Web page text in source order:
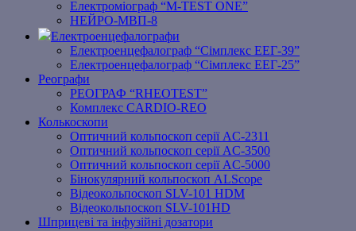
Електроміограф “M-TEST ONE”
НЕЙРО-МВП-8
Електроенцефалографи
Електроенцефалограф “Сімплекс ЕЕГ-39”
Електроенцефалограф “Сімплекс ЕЕГ-25”
Реографи
РЕОГРАФ “RHEOTEST”
Комплекс CARDIO-REO
Колькоскопи
Оптичний кольпоскоп серії AC-2311
Оптичний кольпоскоп серії AC-3500
Оптичний кольпоскоп серії AC-5000
Бінокулярний кольпоскоп ALScope
Відеокольпоскоп SLV-101 HDM
Відеокольпоскоп SLV-101HD
Шприцеві та інфузійні дозатори